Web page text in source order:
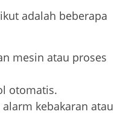
adalah beberapa
mesin atau proses
otomatis.
kebakaran atau